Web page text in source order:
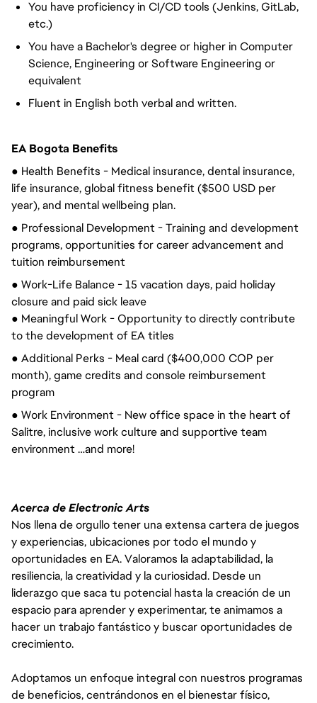
You have proficiency in CI/CD tools (Jenkins, GitLab,
etc.)
You have a Bachelor's degree or higher in Computer
Science, Engineering or Software Engineering or
equivalent
Fluent in English both verbal and written.
EA Bogota Benefits
● Health Benefits - Medical insurance, dental insurance,
life insurance, global fitness benefit ($500 USD per
year), and mental wellbeing plan.
● Professional Development -Training and development
programs, opportunities for career advancement and
tuition reimbursement
● Work-Life Balance - 15 vacation days, paid holiday
closure and paid sick leave
● Meaningful Work - Opportunity to directly contribute
to the development of EA titles
● Additional Perks - Meal card ($400,000 COP per
month), game credits and console reimbursement
program
● Work Environment - New office space in the heart of
Salitre, inclusive work culture and supportive team
environment …and more!
Acerca de Electronic Arts
Nos llena de orgullo tener una extensa cartera de juegos
y experiencias, ubicaciones por todo el mundo y
oportunidades en EA. Valoramos la adaptabilidad, la
resiliencia, la creatividad y la curiosidad. Desde un
liderazgo que saca tu potencial hasta la creación de un
espacio para aprender y experimentar, te animamos a
hacer un trabajo fantástico y buscar oportunidades de
crecimiento.
Adoptamos un enfoque integral con nuestros programas
de beneficios, centrándonos en el bienestar físico,